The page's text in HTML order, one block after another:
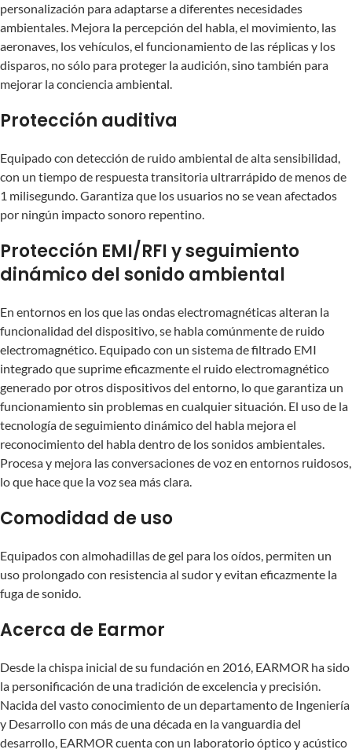
personalización para adaptarse a diferentes necesidades
ambientales. Mejora la percepción del habla, el movimiento, las
aeronaves, los vehículos, el funcionamiento de las réplicas y los
disparos, no sólo para proteger la audición, sino también para
mejorar la conciencia ambiental.
Protección auditiva
Equipado con detección de ruido ambiental de alta sensibilidad,
con un tiempo de respuesta transitoria ultrarrápido de menos de
1 milisegundo. Garantiza que los usuarios no se vean afectados
por ningún impacto sonoro repentino.
Protección EMI/RFI y seguimiento
dinámico del sonido ambiental
En entornos en los que las ondas electromagnéticas alteran la
funcionalidad del dispositivo, se habla comúnmente de ruido
electromagnético. Equipado con un sistema de filtrado EMI
integrado que suprime eficazmente el ruido electromagnético
generado por otros dispositivos del entorno, lo que garantiza un
funcionamiento sin problemas en cualquier situación. El uso de la
tecnología de seguimiento dinámico del habla mejora el
reconocimiento del habla dentro de los sonidos ambientales.
Procesa y mejora las conversaciones de voz en entornos ruidosos,
lo que hace que la voz sea más clara.
Comodidad de uso
Equipados con almohadillas de gel para los oídos, permiten un
uso prolongado con resistencia al sudor y evitan eficazmente la
fuga de sonido.
Acerca de Earmor
Desde la chispa inicial de su fundación en 2016, EARMOR ha sido
la personificación de una tradición de excelencia y precisión.
Nacida del vasto conocimiento de un departamento de Ingeniería
y Desarrollo con más de una década en la vanguardia del
desarrollo, EARMOR cuenta con un laboratorio óptico y acústico